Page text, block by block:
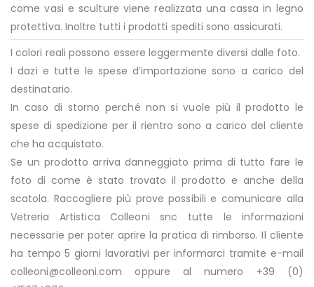
come vasi e sculture viene realizzata una cassa in legno
protettiva. Inoltre tutti i prodotti spediti sono assicurati.
I colori reali possono essere leggermente diversi dalle foto.
I dazi e tutte le spese d’importazione sono a carico del
destinatario.
In caso di storno perché non si vuole più il prodotto le
spese di spedizione per il rientro sono a carico del cliente
che ha acquistato.
Se un prodotto arriva danneggiato prima di tutto fare le
foto di come è stato trovato il prodotto e anche della
scatola. Raccogliere più prove possibili e comunicare alla
Vetreria Artistica Colleoni snc tutte le informazioni
necessarie per poter aprire la pratica di rimborso. Il cliente
ha tempo 5 giorni lavorativi per informarci tramite e-mail
colleoni@colleoni.com oppure al numero +39 (0)